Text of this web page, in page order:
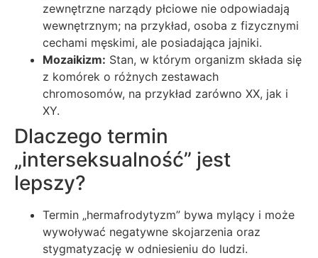
zewnętrzne narządy płciowe nie odpowiadają
wewnętrznym; na przykład, osoba z fizycznymi
cechami męskimi, ale posiadająca jajniki.
Mozaikizm: Stan, w którym organizm składa się
z komórek o różnych zestawach
chromosomów, na przykład zarówno XX, jak i
XY.
Dlaczego termin
„interseksualność” jest
lepszy?
Termin „hermafrodytyzm” bywa mylący i może
wywoływać negatywne skojarzenia oraz
stygmatyzację w odniesieniu do ludzi.